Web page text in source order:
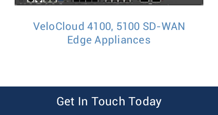
VeloCloud 4100, 5100 SD-WAN
Edge Appliances
Get In Touch Today